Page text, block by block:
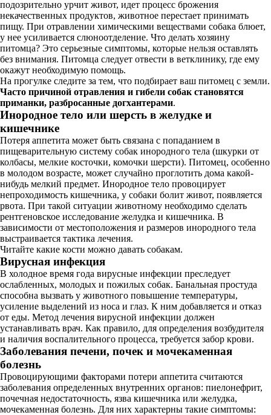
подозрительно урчит живот, идет процесс брожения
некачественных продуктов, животное перестает принимать
пищу. При отравлении химическими веществами собака блюет,
у нее усиливается слюноотделение. Что делать хозяину
питомца? Это серьезные симптомы, которые нельзя оставлять
без внимания. Питомца следует отвести в ветклинику, где ему
окажут необходимую помощь.
На прогулке следите за тем, что подбирает ваш питомец с земли.
Часто причиной отравления и гибели собак становятся
приманки, разбросанные догхантерами.
Инородное тело или шерсть в желудке и
кишечнике
Потеря аппетита может быть связана с попаданием в
пищеварительную систему собак инородного тела (шкурки от
колбасы, мелкие косточки, комочки шерсти). Питомец, особенно
в молодом возрасте, может случайно проглотить дома какой-
нибудь мелкий предмет. Инородное тело провоцирует
непроходимость кишечника, у собаки болит живот, появляется
рвота. При такой ситуации животному необходимо сделать
рентгеновское исследование желудка и кишечника. В
зависимости от местоположения и размеров инородного тела
выстраивается тактика лечения.
Читайте какие кости можно давать собакам.
Вирусная инфекция
В холодное время года вирусные инфекции преследует
ослабленных, молодых и пожилых собак. Банальная простуда
способна вызвать у животного повышение температуры,
усиление выделений из носа и глаз. К ним добавляется и отказ
от еды. Метод лечения вирусной инфекции должен
устанавливать врач. Как правило, для определения возбудителя
и наличия воспалительного процесса, требуется забор крови.
Заболевания печени, почек и мочекаменная
болезнь
Провоцирующими факторами потери аппетита считаются
заболевания определенных внутренних органов: пиелонефрит,
почечная недостаточность, язва кишечника или желудка,
мочекаменная болезнь. Для них характерны такие симптомы: